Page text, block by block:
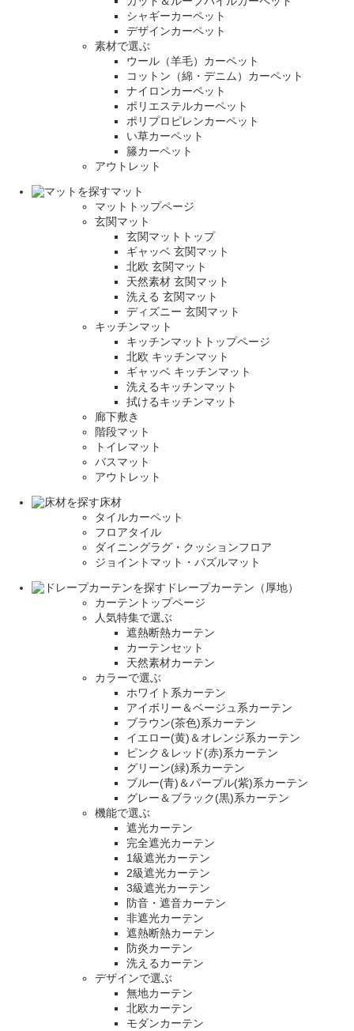
シャギーカーペット
デザインカーペット
素材で選ぶ
ウール（羊毛）カーペット
コットン（綿・デニム）カーペット
ナイロンカーペット
ポリエステルカーペット
ポリプロピレンカーペット
い草カーペット
籐カーペット
アウトレット
マット
マットトップページ
玄関マット
玄関マットトップ
ギャッベ 玄関マット
北欧 玄関マット
天然素材 玄関マット
洗える 玄関マット
ディズニー 玄関マット
キッチンマット
キッチンマットトップページ
北欧 キッチンマット
ギャッベ キッチンマット
洗えるキッチンマット
拭けるキッチンマット
廊下敷き
階段マット
トイレマット
バスマット
アウトレット
床材
タイルカーペット
フロアタイル
ダイニングラグ・クッションフロア
ジョイントマット・パズルマット
ドレープカーテン（厚地）
カーテントップページ
人気特集で選ぶ
遮熱断熱カーテン
カーテンセット
天然素材カーテン
カラーで選ぶ
ホワイト系カーテン
アイボリー＆ベージュ系カーテン
ブラウン(茶色)系カーテン
イエロー(黄)＆オレンジ系カーテン
ピンク＆レッド(赤)系カーテン
グリーン(緑)系カーテン
ブルー(青)＆パープル(紫)系カーテン
グレー＆ブラック(黒)系カーテン
機能で選ぶ
遮光カーテン
完全遮光カーテン
1級遮光カーテン
2級遮光カーテン
3級遮光カーテン
防音・遮音カーテン
非遮光カーテン
遮熱断熱カーテン
防炎カーテン
洗えるカーテン
デザインで選ぶ
無地カーテン
北欧カーテン
モダンカーテン